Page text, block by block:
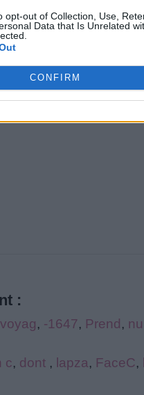
opt-out of Collection, Use,
Data that Is Unrelated
CONFIRM
trouvé.
:
voyag, -1647, Prend ,
c, dont , lapza, FaceC,